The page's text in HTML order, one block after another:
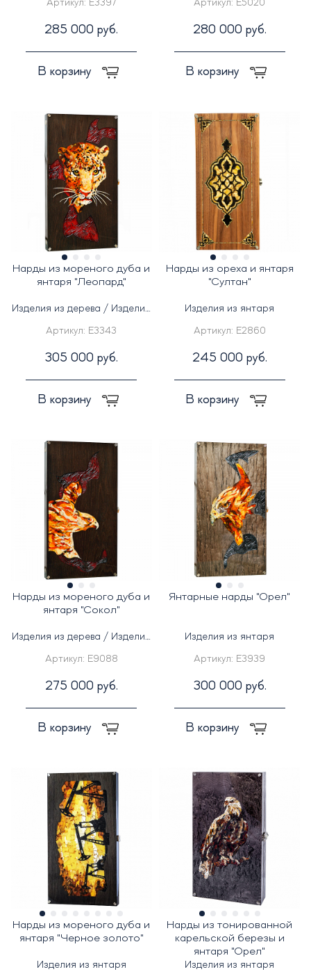
Артикул: E3397
285 000 руб.
В корзину
Артикул: E5020
280 000 руб.
В корзину
Нарды из мореного дуба и
янтаря "Леопард"
Изделия из дерева / Изделия
Артикул: E3343
305 000 руб.
В корзину
Нарды из ореха и янтаря
"Султан"
Изделия из янтаря
Артикул: E2860
245 000 руб.
В корзину
Нарды из мореного дуба и
янтаря "Сокол"
Изделия из дерева / Изделия
Артикул: E9088
275 000 руб.
В корзину
Янтарные нарды "Орел"
Изделия из янтаря
Артикул: E3939
300 000 руб.
В корзину
Нарды из мореного дуба и
янтаря "Черное золото"
Изделия из янтаря
Нарды из тонированной
карельской березы и
янтаря "Орел"
Изделия из янтаря